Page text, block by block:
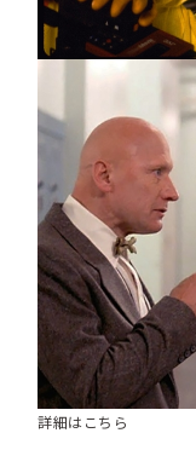
詳細はこちら